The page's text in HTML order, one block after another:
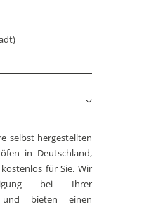
selbst hergestellten
in Deutschland,
für Sie. Wir
bei Ihrer
und bieten einen